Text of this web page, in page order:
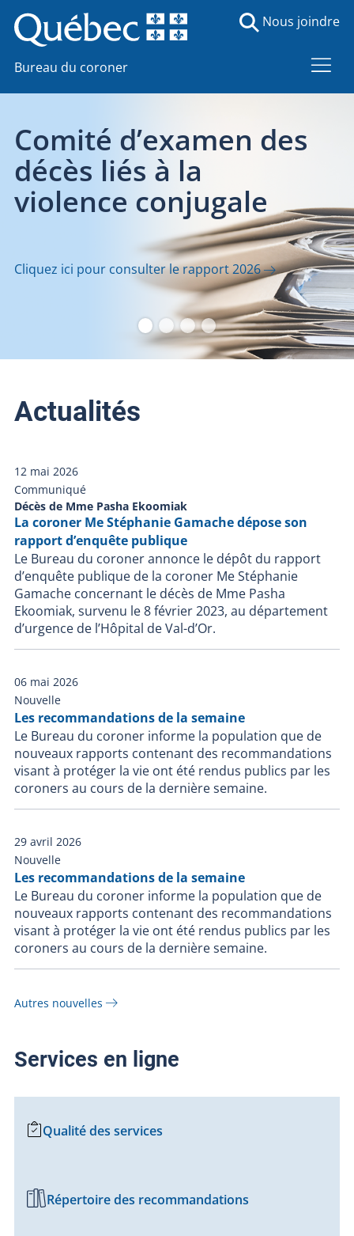
Bureau du coroner
Nous joindre
Transporteurs pour
le Bureau du coroner
Consultez les outils et documents pertinents
Actualités
12 mai 2026
Communiqué
Décès de Mme Pasha Ekoomiak
La coroner Me Stéphanie Gamache dépose son
rapport d’enquête publique
Le Bureau du coroner annonce le dépôt du rapport
d’enquête publique de la coroner Me Stéphanie
Gamache concernant le décès de Mme Pasha
Ekoomiak, survenu le 8 février 2023, au département
d’urgence de l’Hôpital de Val-d’Or.
06 mai 2026
Nouvelle
Les recommandations de la semaine
Le Bureau du coroner informe la population que de
nouveaux rapports contenant des recommandations
visant à protéger la vie ont été rendus publics par les
coroners au cours de la dernière semaine.
29 avril 2026
Nouvelle
Les recommandations de la semaine
Le Bureau du coroner informe la population que de
nouveaux rapports contenant des recommandations
visant à protéger la vie ont été rendus publics par les
coroners au cours de la dernière semaine.
Autres nouvelles
Services en ligne
Qualité des services
Répertoire des recommandations